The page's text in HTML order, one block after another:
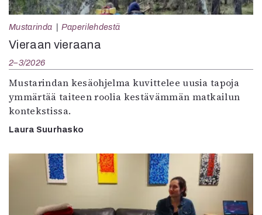
Mustarinda Paperilehdestä
Vieraan vieraana
2–3/2026
Mustarindan kesäohjelma kuvittelee uusia tapoja
ymmärtää taiteen roolia kestävämmän matkailun
kontekstissa.
Laura Suurhasko